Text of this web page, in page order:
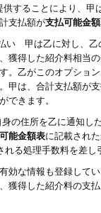
供することにより、
支払額が支払可能金
い 甲は乙に対し、乙
獲得した紹介料相当
。乙がこのオプショ
甲は、合計支払額が
できます。
の住所を乙に通知し
能金額表に記載され
れる処理手数料を差し
効な情報も登録して
獲得した紹介料の支